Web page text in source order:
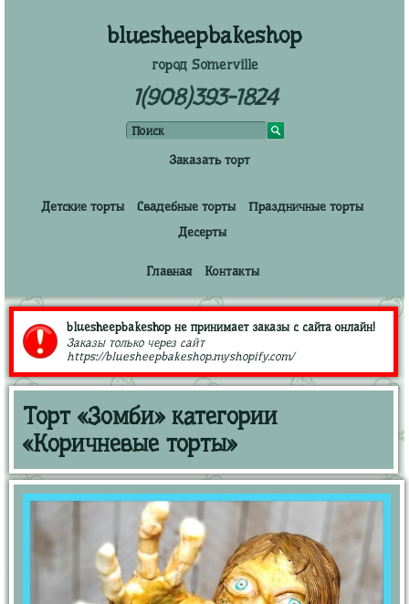
bluesheepbakeshop
город Somerville
1(908)393-1824
Заказать торт
Детские торты Свадебные торты
Праздничные торты
Десерты
Главная Контакты
bluesheepbakeshop не принимает заказы с сайта онлайн!
Заказы только через сайт
https://bluesheepbakeshop.myshopify.com/
Торт «Зомби» категории
«Коричневые торты»